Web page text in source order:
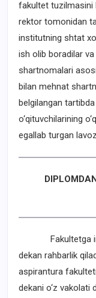
fakultet tuzilmasini
rektor tomonidan
institutning shtat
ish olib boradilar
shartnomalari
bilan mehnat
belgilangan
o‘qituvchilarining
egallab turgan
Fakultetga
dekan rahbarlik
aspirantura
dekani o‘z vakolati